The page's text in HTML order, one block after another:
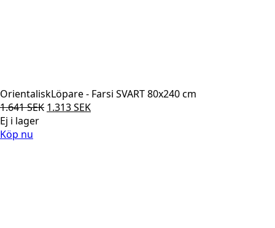
OrientaliskLöpare - Farsi SVART 80x240 cm
1.641SEK Det
1.313SEKDet
Ej i lager
Köp nu